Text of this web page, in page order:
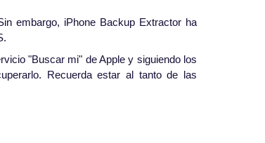
embargo, iPhone Backup Extractor ha
"Buscar mi" de Apple y siguiendo los
Recuerda estar al tanto de las